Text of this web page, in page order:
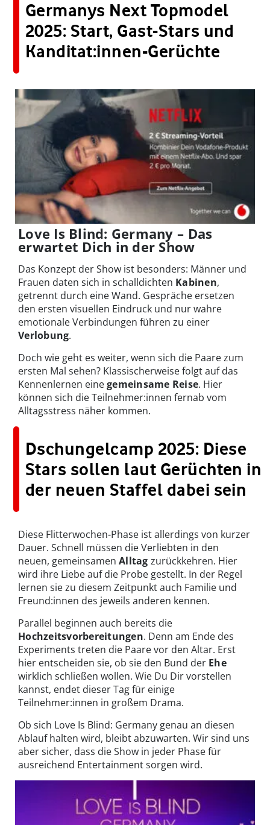
Germanys Next Topmodel
2025: Start, Gast-Stars und
Kanditat:innen-Gerüchte
Love Is Blind: Germany – Das
erwartet Dich in der Show
Das Konzept der Show ist besonders: Männer und
Frauen daten sich in schalldichten Kabinen,
getrennt durch eine Wand. Gespräche ersetzen
den ersten visuellen Eindruck und nur wahre
emotionale Verbindungen führen zu einer
Verlobung.
Doch wie geht es weiter, wenn sich die Paare zum
ersten Mal sehen? Klassischerweise folgt auf das
Kennenlernen einegemeinsame Reise. Hier
können sich die Teilnehmer:innen fernab vom
Alltagsstress näher kommen.
Dschungelcamp 2025: Diese
Stars sollen laut Gerüchten in
der neuen Staffel dabei sein
Diese Flitterwochen-Phase ist allerdings von kurzer
Dauer. Schnell müssen die Verliebten in den
neuen, gemeinsamen Alltag zurückkehren. Hier
wird ihre Liebe auf die Probe gestellt. In der Regel
lernen sie zu diesem Zeitpunkt auch Familie und
Freund:innen des jeweils anderen kennen.
Parallel beginnen auch bereits die
Hochzeitsvorbereitungen. Denn am Ende des
Experiments treten die Paare vor den Altar. Erst
hier entscheiden sie, ob sie den Bund der Ehe
wirklich schließen wollen. Wie Du Dir vorstellen
kannst, endet dieser Tag für einige
Teilnehmer:innen in großem Drama.
Ob sich Love Is Blind: Germany genau an diesen
Ablauf halten wird, bleibt abzuwarten. Wir sind uns
aber sicher, dass die Show in jeder Phase für
ausreichend Entertainment sorgen wird.